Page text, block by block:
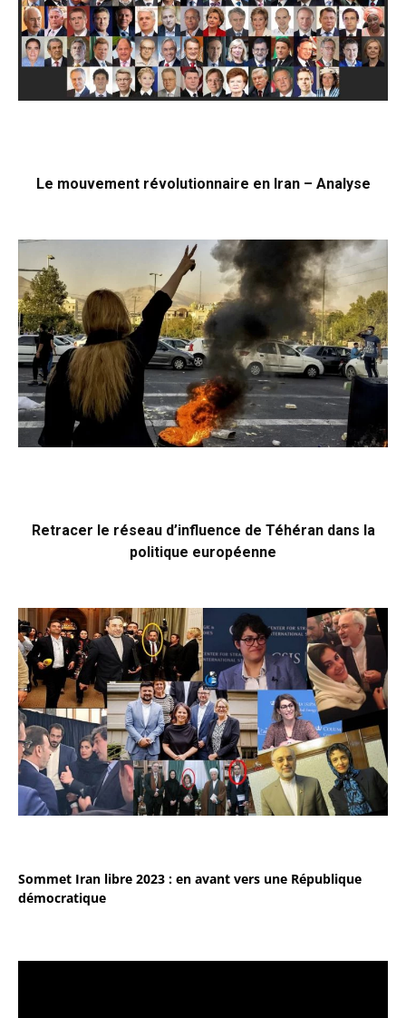
Le mouvement révolutionnaire en Iran – Analyse
Retracer le réseau d’influence de Téhéran dans la
politique européenne
Sommet Iran libre 2023 : en avant vers une République
démocratique